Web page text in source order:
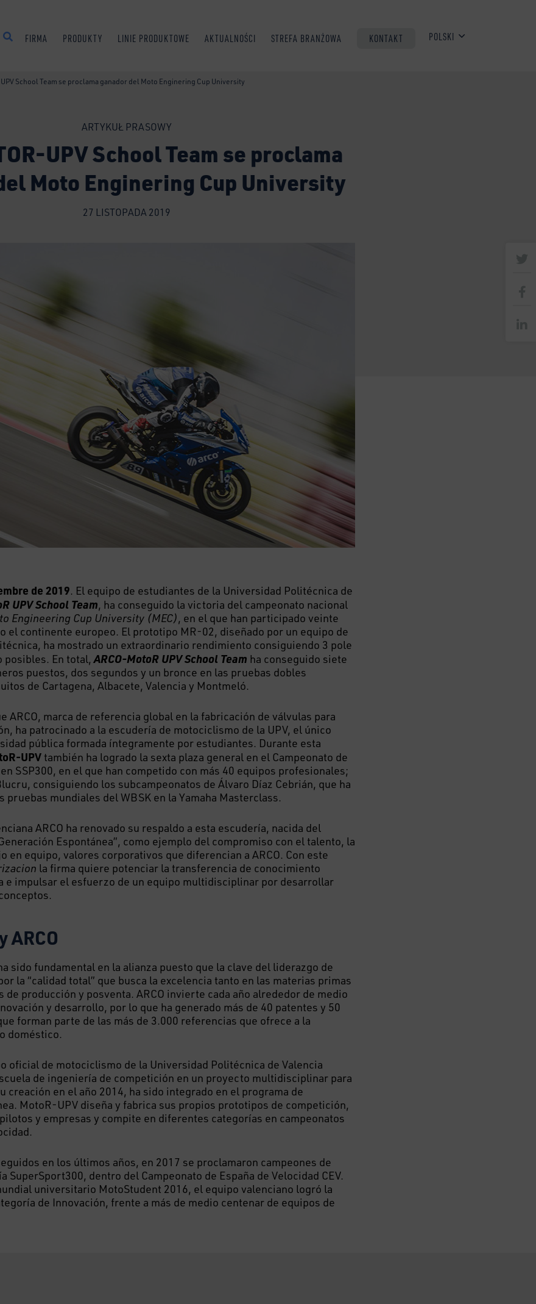
FIRMA PRODUKTY LINIE PRODUKTOWE AKTUALNOŚCI STREFA BRANŻOWA KONTAKT POLSKI
School Team se proclama ganador del Moto Enginering Cup University
ARTYKUŁ PRASOWY
UPV School Team se proclama
Moto Enginering Cup University
27 LISTOPADA 2019
de 2019. El equipo de estudiantes de la Universidad Politécnica de
UPV School Team, ha conseguido la victoria del campeonato nacional
Engineering Cup University (MEC), en el que han participado veinte
el continente europeo. El prototipo MR-02, diseñado por un equipo de
ha mostrado un extraordinario rendimiento consiguiendo 3 pole
posibles. En total,ARCO-MotoR UPV School Team ha conseguido siete
puestos, dos segundos y un bronce en las pruebas dobles
de Cartagena, Albacete, Valencia y Montmeló.
ARCO, marca de referencia global en la fabricación de válvulas para
ha patrocinado a la escudería de motociclismo de la UPV, el único
pública formada íntegramente por estudiantes. Durante esta
UPV también ha logrado la sexta plaza general en el Campeonato de
SSP300, en el que han competido con más 40 equipos profesionales;
consiguiendo los subcampeonatos de Álvaro Díaz Cebrián, que ha
pruebas mundiales del WBSK en la Yamaha Masterclass.
ARCO ha renovado su respaldo a esta escudería, nacida del
Espontánea”, como ejemplo del compromiso con el talento, la
en equipo, valores corporativos que diferencian a ARCO. Con este
la firma quiere potenciar la transferencia de conocimiento
e impulsar el esfuerzo de un equipo multidisciplinar por desarrollar
ARCO
sido fundamental en la alianza puesto que la clave del liderazgo de
la “calidad total” que busca la excelencia tanto en las materias primas
de producción y posventa. ARCO invierte cada año alrededor de medio
y desarrollo, por lo que ha generado más de 40 patentes y 50
forman parte de las más de 3.000 referencias que ofrece a la
doméstico.
oficial de motociclismo de la Universidad Politécnica de Valencia
de ingeniería de competición en un proyecto multidisciplinar para
creación en el año 2014, ha sido integrado en el programa de
MotoR-UPV diseña y fabrica sus propios prototipos de competición,
y empresas y compite en diferentes categorías en campeonatos
en los últimos años, en 2017 se proclamaron campeones de
SuperSport300, dentro del Campeonato de España de Velocidad CEV.
universitario MotoStudent 2016, el equipo valenciano logró la
de Innovación, frente a más de medio centenar de equipos de